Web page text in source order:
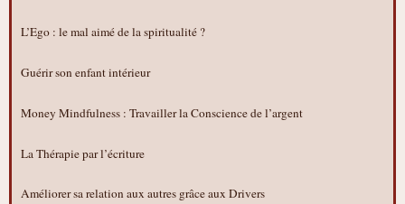
L’Ego : le mal aimé de la spiritualité ?
Guérir son enfant intérieur
Money Mindfulness : Travailler la Conscience de l’argent
La Thérapie par l’écriture
Améliorer sa relation aux autres grâce aux Drivers